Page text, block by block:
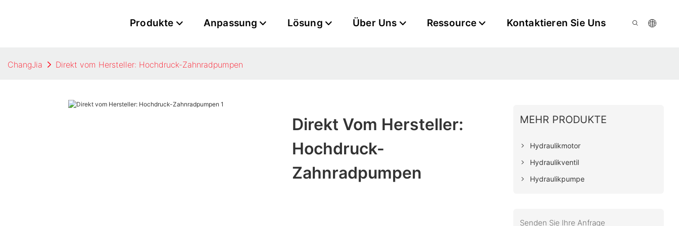
Produkte Anpassung Lösung Über Uns Ressource Kontaktieren Sie Uns
ChangJia Direkt vom Hersteller: Hochdruck-Zahnradpumpen
Direkt Vom Hersteller:
Hochdruck-
Zahnradpumpen
MEHR PRODUKTE
Hydraulikmotor
Hydraulikventil
Hydraulikpumpe
Senden Sie Ihre Anfrage